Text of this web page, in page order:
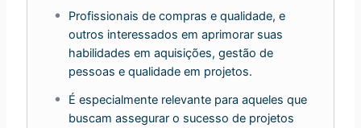
Profissionais de compras e qualidade, e
outros interessados em aprimorar suas
habilidades em aquisições, gestão de
pessoas e qualidade em projetos.
É especialmente relevante para aqueles que
buscam assegurar o sucesso de projetos